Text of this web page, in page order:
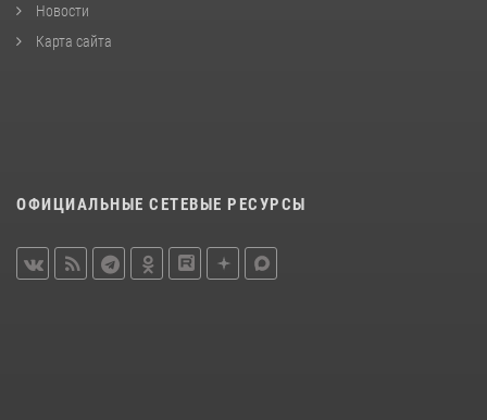
Новости
Карта сайта
ОФИЦИАЛЬНЫЕ СЕТЕВЫЕ РЕСУРСЫ